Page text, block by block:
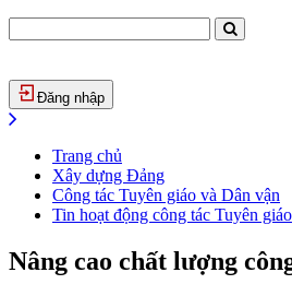
Đăng nhập
Trang chủ
Xây dựng Đảng
Công tác Tuyên giáo và Dân vận
Tin hoạt động công tác Tuyên giáo
Nâng cao chất lượng